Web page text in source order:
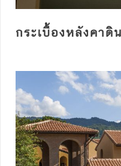
กระเบื้องหลังคาดิ